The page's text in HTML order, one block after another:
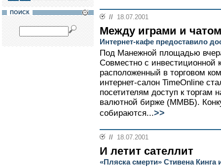
ПОИСК
// 18.07.2001
Между играми и чатом
Интернет-кафе предоставило
Под Манежной площадью
Совместно с инвестиционной
расположенный в торговом
интернет-салон TimeOnline
посетителям доступ к торгам
валютной бирже (ММВБ).
собираются...>>
// 18.07.2001
И летит сателлит
«Пляска смерти» Стивена Кинга